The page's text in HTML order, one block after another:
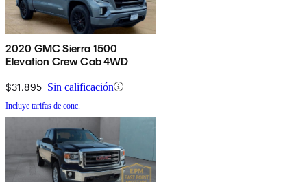
2020 GMC Sierra 1500
Elevation Crew Cab 4WD
$31,895 Sin calificación
Incluye tarifas de conc.